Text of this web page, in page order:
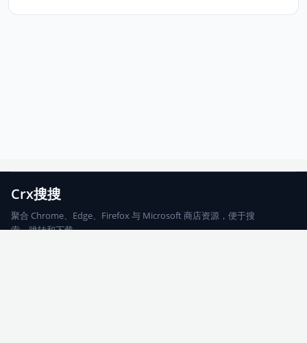
Crx搜搜
聚合 Chrome、Edge、Firefox 与 Microsoft 商店资源，便于搜
索、跳转和下载。